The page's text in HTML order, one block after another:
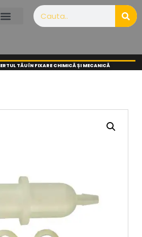
TĂU ÎN FIXARE CHIMICĂ ȘI MECANICĂ